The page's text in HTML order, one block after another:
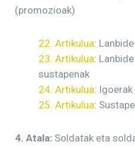
(promozioak)
22. Artikulua:
23. Artikulua:
sustapenak
24. Artikulua: Igoerak
25. Artikulua:
4. Atala: Soldatak eta